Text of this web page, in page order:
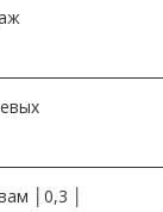
│0,3 │